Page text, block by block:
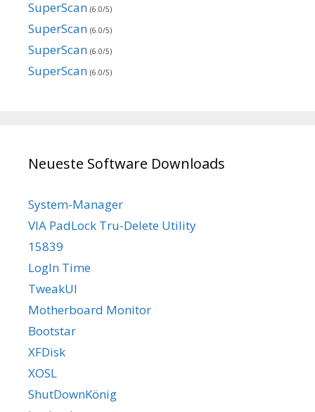
SuperScan (6.0/5)
SuperScan (6.0/5)
SuperScan (6.0/5)
SuperScan (6.0/5)
Neueste Software Downloads
System-Manager
VIA PadLock Tru-Delete Utility
15839
LogIn Time
TweakUI
Motherboard Monitor
Bootstar
XFDisk
XOSL
ShutDownKönig